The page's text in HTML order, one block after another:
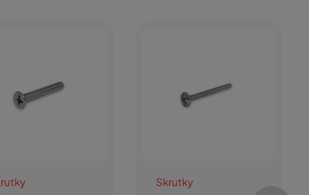
Skrutky
Nezaradený tovar